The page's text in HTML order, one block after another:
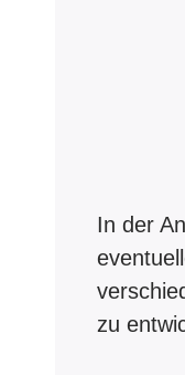
In der
zu